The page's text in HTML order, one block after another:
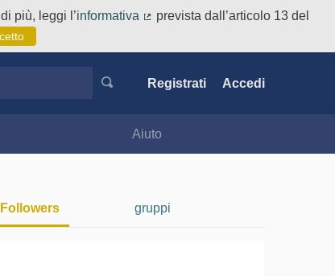
più, leggi l’informativa
prevista dall’articolo 13 del
Registrati Accedi
Aiuto
Followers gruppi